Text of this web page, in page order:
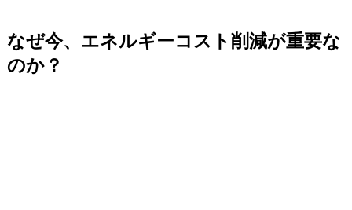
なぜ今、エネルギーコスト削減が重要な
のか？